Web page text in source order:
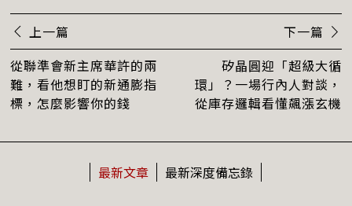
上一篇
從聯準會新主席華許的兩
難，看他想盯的新通膨指
標，怎麼影響你的錢
下一篇
矽晶圓迎「超級大循
環」？一場行內人對談，
從庫存邏輯看懂飆漲玄機
最新文章 最新深度備忘錄